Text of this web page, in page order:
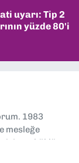
uyarı: Tip 2
yüzde 80'i
1983
mesleğe
en köklü